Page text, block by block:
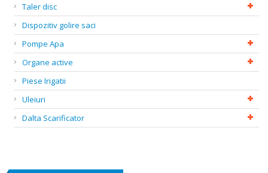
Taler disc
Dispozitiv golire saci
Pompe Apa
Organe active
Piese Irigatii
Uleiuri
Dalta Scarificator